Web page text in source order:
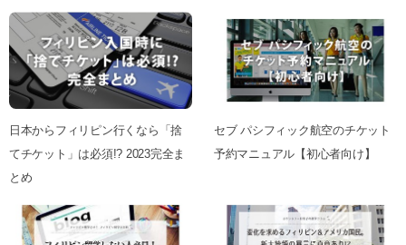
日本からフィリピン行くなら「捨
てチケット」は必須!? 2023完全ま
とめ
セブ パシフィック航空のチケット
予約マニュアル【初心者向け】